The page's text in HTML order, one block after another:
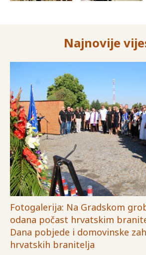
Najnovije
Fotogalerija: Na Gradskom
odana počast hrvatskim
Dana pobjede i domovinske
hrvatskih branitelja